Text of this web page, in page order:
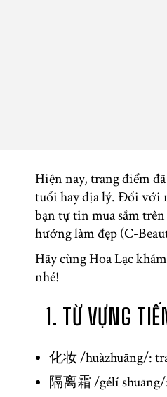
Hiện nay, trang điểm
tuổi hay địa lý. Đối với
bạn tự tin mua sắm
hướng làm đẹp (C-
Hãy cùng Hoa Lạc
nhé!
1. TỪ VỰNG
化妆 /huàzhuāng/:
隔离霜 /gélí